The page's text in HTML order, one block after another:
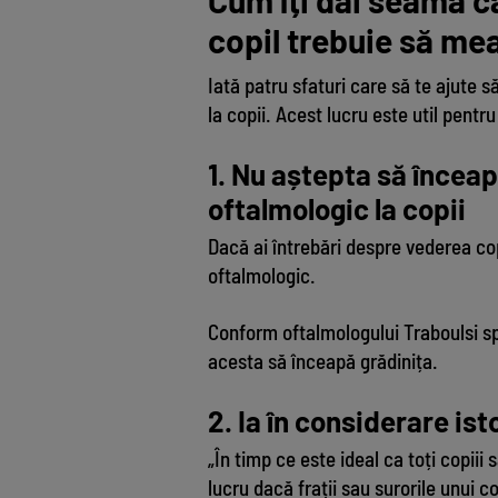
copil trebuie să
Iată patru sfaturi care să te ajute
la copii. Acest lucru este util
1. Nu aștepta să
oftalmologic la copii
Dacă ai întrebări despre vederea
oftalmologic.
Conform oftalmologului Traboulsi
acesta să înceapă grădinița.
2. Ia în considerare
„În timp ce este ideal ca toți copiii
lucru dacă frații sau surorile unui